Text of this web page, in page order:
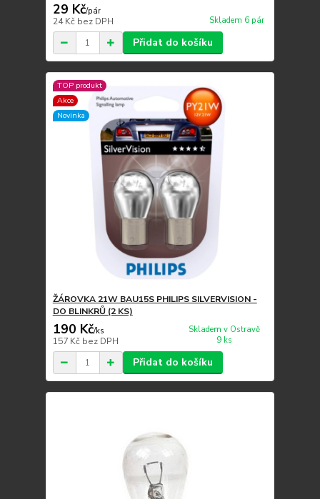
29 Kč/pár
24 Kč bez DPH Skladem 6 pár
Přidat do košíku
TOP produkt
Akce
Novinka
ŽÁROVKA 21W BAU15S PHILIPS SILVERVISION -
DO BLINKRŮ (2 KS)
190 Kč/ks
157 Kč bez DPH
Skladem v Ostravě
9 ks
Přidat do košíku